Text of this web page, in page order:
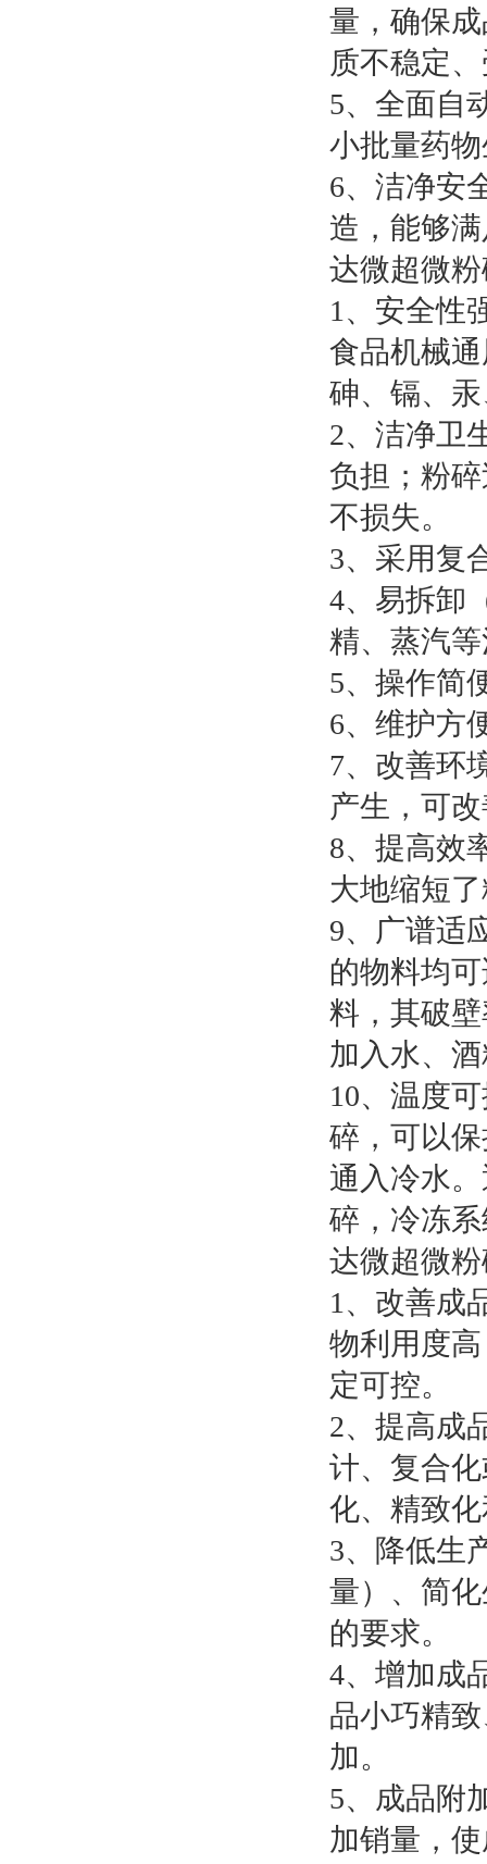
量，确保
质不稳定
5、全面自
小批量药
6、洁净安
造，能够
达微超微
1、安全性
食品机械
砷、镉、
2、洁净卫
负担；粉
不损失。
3、采用复
4、易拆卸
精、蒸汽
5、操作简
6、维护方
7、改善环
产生，可
8、提高效
大地缩短
9、广谱适
的物料均
料，其破
加入水、
10、温度
碎，可以
通入冷水
碎，冷冻
达微超微
1、改善成
物利用度
定可控。
2、提高成
计、复合
化、精致
3、降低生
量）、简
的要求。
4、增加成
品小巧精
加。
5、成品附
加销量，